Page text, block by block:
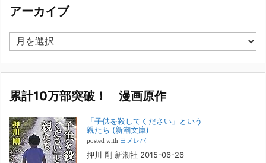
画といえば集英社！」というく…
2023年3月1日
集英社オンラインのインタビューを受けました。「漫画といえば集英
社！」というくらいの大御所が、「子供を殺してくださいという親た
名誉です。h[...]
若年層の子供の問題
『「子供を殺してください」という親たち』では、先月まで、10代の対
象者をテーマにした回、「ケース19 奴隷化する親たち」をお送りして
いました。こちらは、最終話をコミックバンチWebで読むことができま
す[...]
アーカイブ
ー
カ
ブ
累計10万部突破！ 漫画原作
「子供を殺してください」という
親たち (新潮文庫)
posted with ヨメレバ
押川 剛 新潮社 2015-06-26